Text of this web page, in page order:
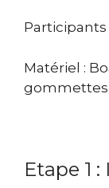
Participants
Matériel :
gommettes
Etape 1